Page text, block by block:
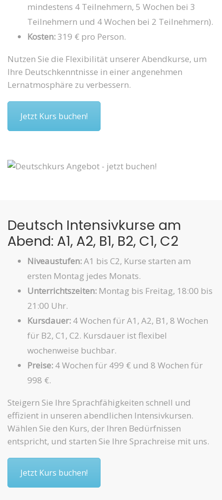
mindestens 4 Teilnehmern, 5 Wochen bei 3
Teilnehmern und 4 Wochen bei 2 Teilnehmern).
Kosten:319 € pro Person.
Nutzen Sie die Flexibilität unserer Abendkurse, um
Ihre Deutschkenntnisse in einer angenehmen
Lernatmosphäre zu verbessern.
Jetzt Kurs buchen!
Deutsch Intensivkurse am
Abend: A1, A2, B1, B2, C1, C2
Niveaustufen:A1 bis C2, Kurse starten am
ersten Montag jedes Monats.
Unterrichtszeiten:Montag bis Freitag, 18:00 bis
21:00 Uhr.
Kursdauer:4 Wochen für A1, A2, B1, 8 Wochen
für B2, C1, C2. Kursdauer ist flexibel
wochenweise buchbar.
Preise:4 Wochen für 499 € und 8 Wochen für
998 €.
Steigern Sie Ihre Sprachfähigkeiten schnell und
effizient in unseren abendlichen Intensivkursen.
Wählen Sie den Kurs, der Ihren Bedürfnissen
entspricht, und starten Sie Ihre Sprachreise mit uns.
Jetzt Kurs buchen!